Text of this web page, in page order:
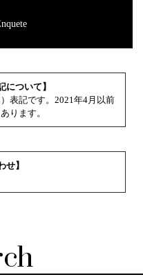
について】
表記です。2021年4月以前
ります。
せ】